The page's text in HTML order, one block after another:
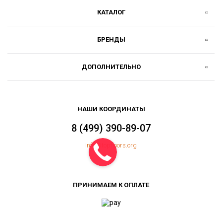
КАТАЛОГ
БРЕНДЫ
ДОПОЛНИТЕЛЬНО
НАШИ КООРДИНАТЫ
8 (499) 390-89-07
Info@topfloors.org
ПРИНИМАЕМ К ОПЛАТЕ